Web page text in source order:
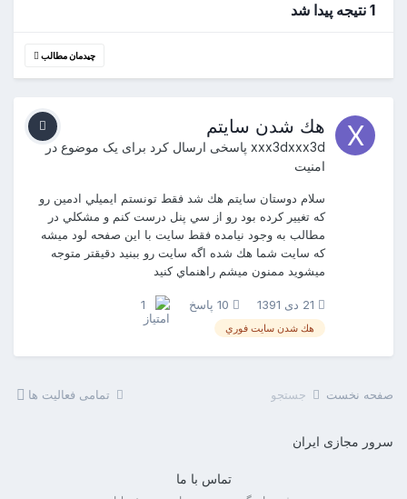
1 نتیجه پیدا شد
چیدمان مطالب
هك شدن سايتم
xxx3dxxx3d پاسخی ارسال کرد برای یک موضوع در
امنیت
سلام دوستان سايتم هك شد فقط تونستم ايميلي ادمين رو
كه تغيير كرده بود رو از سي پنل درست كنم و مشكلي در
مطالب به وجود نيامده فقط سايت با اين صفحه لود ميشه
كه سايت شما هك شده اگه سايت رو ببنيد دقيقتر متوجه
ميشويد ممنون ميشم راهنماي كنيد
21 دی 1391 1
هك شدن سايت فوري
تمامی فعالیت ها صفحه نخست جستجو
سرور مجازی ایران
تماس با ما